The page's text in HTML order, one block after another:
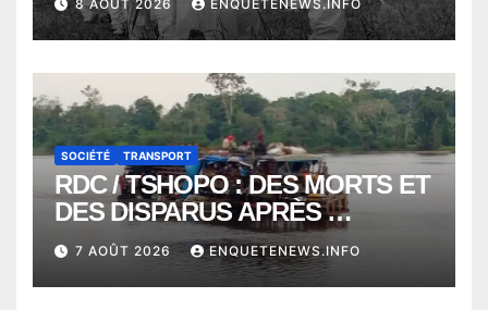
ALORS QUE L’ÉPIDÉMIE TEND
VERS 2000 DÉCÈS
8 AOÛT 2026 ENQUETENEWS.INFO
SOCIÉTÉ TRANSPORT
RDC / TSHOPO : DES MORTS ET
DES DISPARUS APRÈS
NAUFRAGE D’UNE BALEINIERE
À QUELQUES KILOMÈTRES DE
KISANGANI
7 AOÛT 2026 ENQUETENEWS.INFO